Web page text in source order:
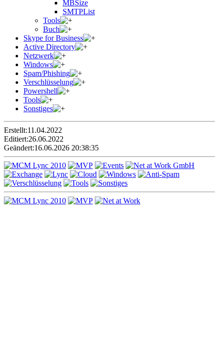
MBSize
SMTPList
Tools
Buch
Skype for Business
Active Directory
Netzwerk
Windows
Spam/Phishing
Verschlüsselung
Powershell
Tools
Sonstiges
Erstellt:11.04.2022
Editiert:26.06.2022
Geändert:16.06.2026 20:38:35